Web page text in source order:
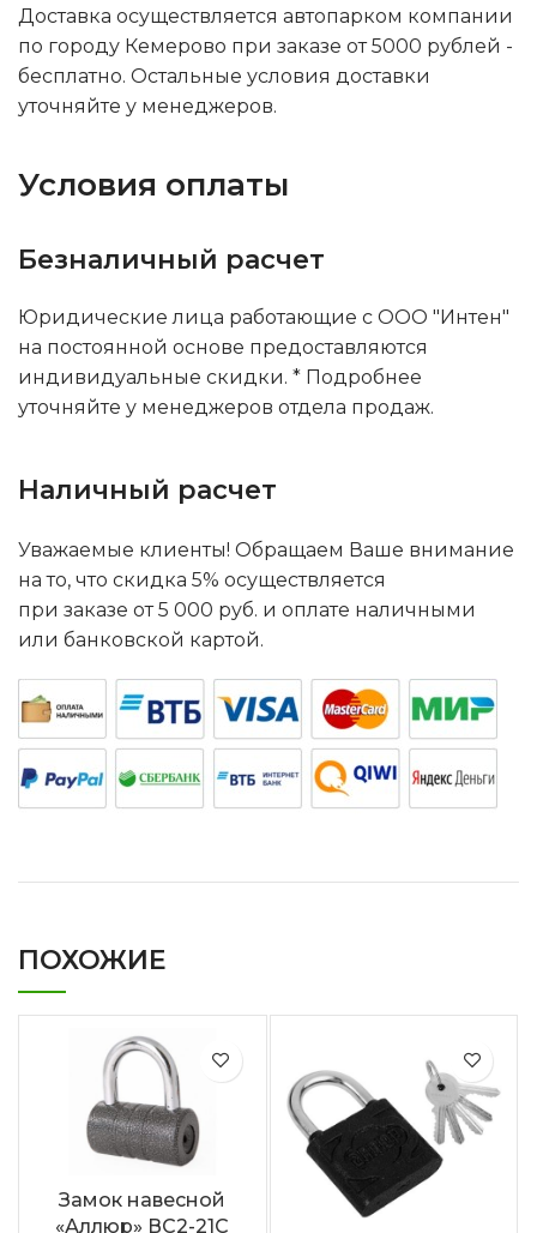
Доставка осуществляется автопарком компании
по городу Кемерово при заказе от 5000 рублей -
бесплатно. Остальные условия доставки
уточняйте у менеджеров.
Условия оплаты
Безналичный расчет
Юридические лица работающие с ООО "Интен"
на постоянной основе предоставляются
индивидуальные скидки. * Подробнее
уточняйте у менеджеров отдела продаж.
Наличный расчет
Уважаемые клиенты! Обращаем Ваше внимание
на то, что скидка 5% осуществляется
при заказе от 5 000 руб. и оплате наличными
или банковской картой.
ПОХОЖИЕ
Замок навесной
«Аллюр» ВС2-21С